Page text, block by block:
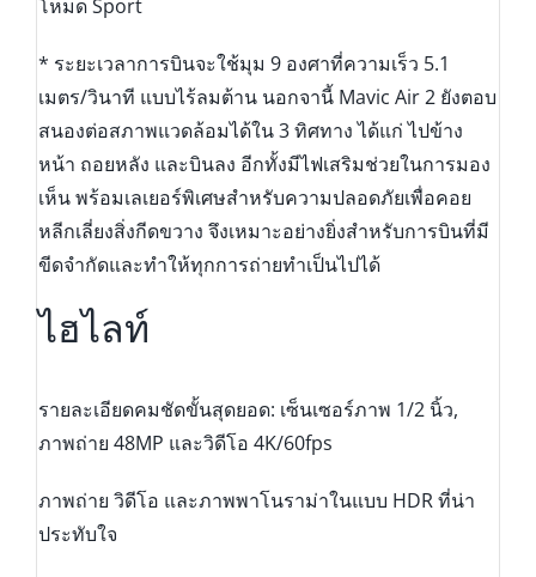
โหมด Sport
* ระยะเวลาการบินจะใช้มุม 9 องศาที่ความเร็ว 5.1
เมตร/วินาที แบบไร้ลมต้าน นอกจานี้ Mavic Air 2 ยังตอบ
สนองต่อสภาพแวดล้อมได้ใน 3 ทิศทาง ได้แก่ ไปข้าง
หน้า ถอยหลัง และบินลง อีกทั้งมีไฟเสริมช่วยในการมอง
เห็น พร้อมเลเยอร์พิเศษสำหรับความปลอดภัยเพื่อคอย
หลีกเลี่ยงสิ่งกีดขวาง จึงเหมาะอย่างยิ่งสำหรับการบินที่มี
ขีดจำกัดและทำให้ทุกการถ่ายทำเป็นไปได้
ไฮไลท์
รายละเอียดคมชัดขั้นสุดยอด: เซ็นเซอร์ภาพ 1/2 นิ้ว,
ภาพถ่าย 48MP และวิดีโอ 4K/60fps
ภาพถ่าย วิดีโอ และภาพพาโนราม่าในแบบ HDR ที่น่า
ประทับใจ